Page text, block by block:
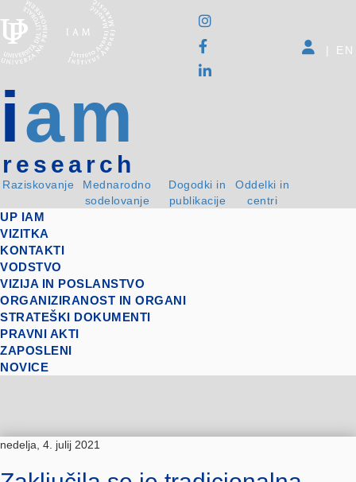
iam
research
Raziskovanje
Mednarodno
sodelovanje
Dogodki in
publikacije
Oddelki in
centri
| EN
UP IAM
VIZITKA
KONTAKTI
VODSTVO
VIZIJA IN POSLANSTVO
ORGANIZIRANOST IN ORGANI
STRATEŠKI DOKUMENTI
PRAVNI AKTI
ZAPOSLENI
NOVICE
nedelja, 4. julij 2021